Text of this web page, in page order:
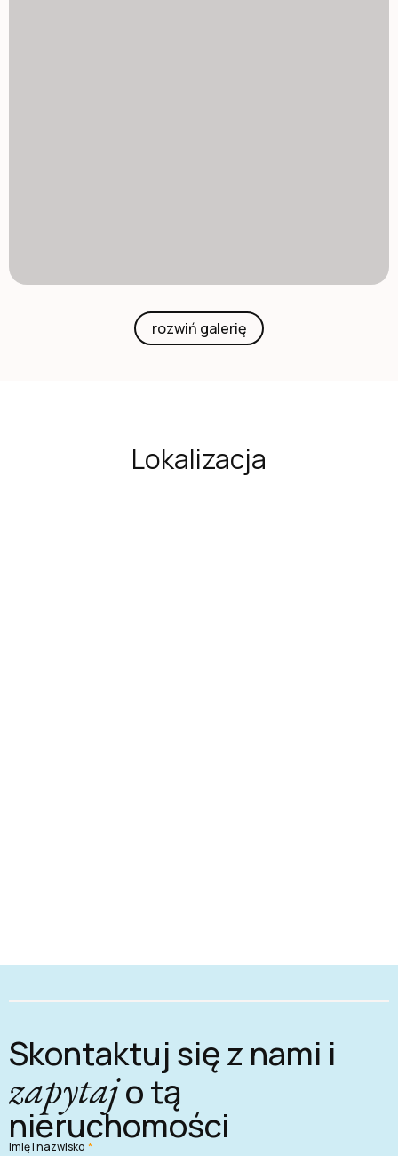
rozwiń galerię
Lokalizacja
Skontaktuj się z nami i
zapytajo tą
nieruchomości
Imię i nazwisko *